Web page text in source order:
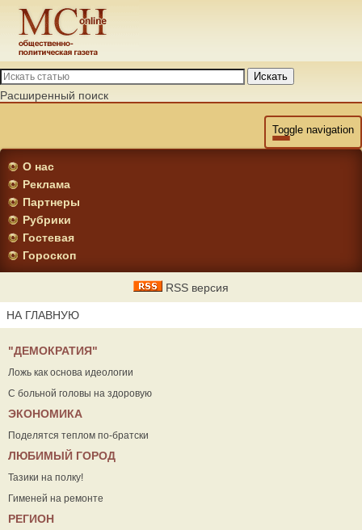
Искать
Расширенный поиск
Toggle navigation
О нас
Реклама
Партнеры
Рубрики
Гостевая
Гороскоп
RSS версия
НА ГЛАВНУЮ
"ДЕМОКРАТИЯ"
Ложь как основа идеологии
С больной головы на здоровую
ЭКОНОМИКА
Поделятся теплом по-братски
ЛЮБИМЫЙ ГОРОД
Тазики на полку!
Гименей на ремонте
РЕГИОН